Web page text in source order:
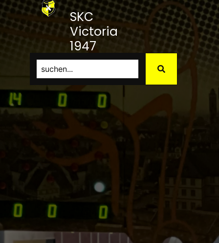
SKC
Victoria
1947
Bamberg
e.V.